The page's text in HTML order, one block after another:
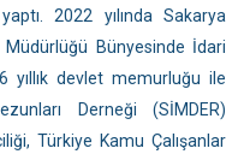
2022 yılında Sakarya
Müdürlüğü Bünyesinde İdari
yıllık devlet memurluğu ile
Derneği (SİMDER)
Türkiye Kamu Çalışanlar